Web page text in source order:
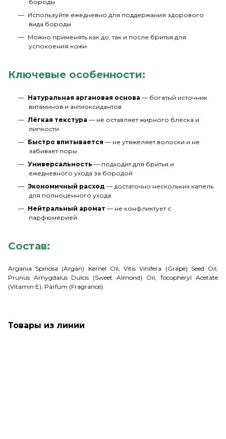
бороды
Используйте ежедневно для поддержания здорового
вида бороды
Можно применять как до, так и после бритья для
успокоения кожи
Ключевые особенности:
Натуральная аргановая основа — богатый источник
витаминов и антиоксидантов
Лёгкая текстура — не оставляет жирного блеска и
липкости
Быстро впитывается — не утяжеляет волоски и не
забивает поры
Универсальность — подходит для бритья и
ежедневного ухода за бородой
Экономичный расход — достаточно нескольких капель
для полноценного ухода
Нейтральный аромат — не конфликтует с
парфюмерией
Состав:
Argania Spinosa (Argan) Kernel Oil, Vitis Vinifera (Grape) Seed Oil,
Prunus Amygdalus Dulcis (Sweet Almond) Oil, Tocopheryl Acetate
(Vitamin E), Parfum (Fragrance).
Товары из линии